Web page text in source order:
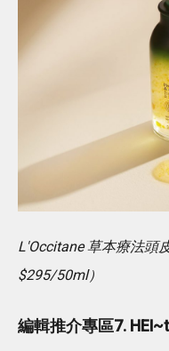
L'Occitane 草本療法頭
$295/50ml）
編輯推介專區7.